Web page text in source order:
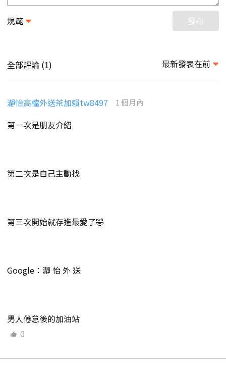
規範 發布
全部評論 (1) 最新發表在前
瀞怡高檔外送茶加賴tw8497 1 個月內
第一次是朋友介紹
第二次是自己主動找
第三次開始就存進最愛了🤣
Google：瀞 怡 外 送
男人倦怠後的加油站
0